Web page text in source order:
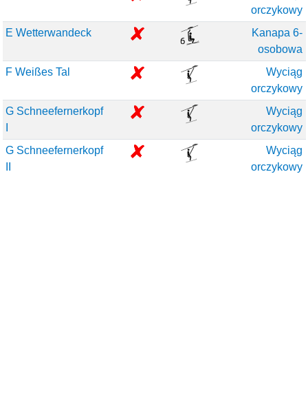
orczykowy
E Wetterwandeck
Kanapa 6-
osobowa
F Weißes Tal
Wyciąg
orczykowy
G Schneefernerkopf
Wyciąg
orczykowy
G Schneefernerkopf
Wyciąg
orczykowy